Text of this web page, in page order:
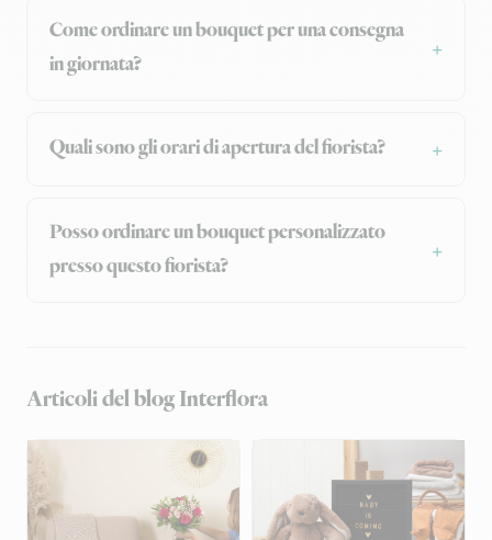
Come ordinare un bouquet per una consegna
in giornata?
Quali sono gli orari di apertura del fiorista?
Posso ordinare un bouquet personalizzato
presso questo fiorista?
Articoli del blog Interflora